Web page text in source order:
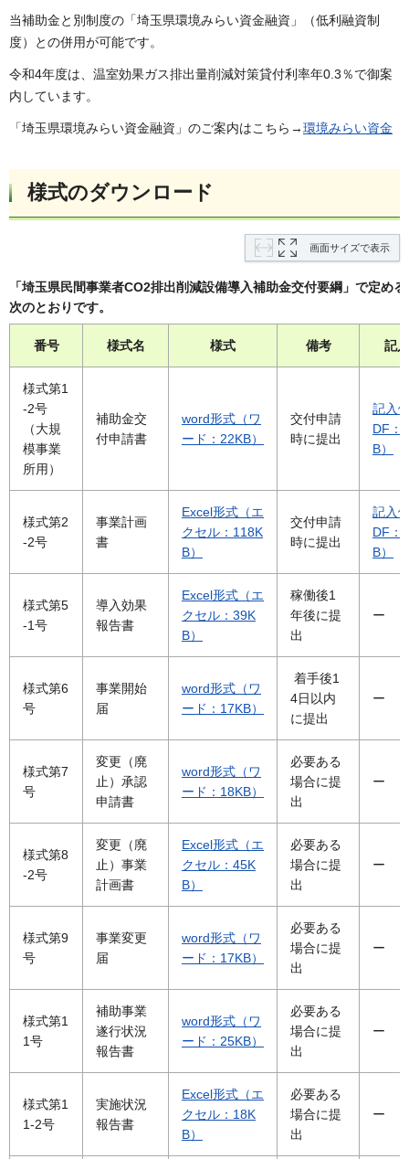
当補助金と別制度の「埼玉県環境みらい資金融資」（低利融資制
度）との併用が可能です。
令和4年度は、温室効果ガス排出量削減対策貸付利率年0.3％で御案
内しています。
「埼玉県環境みらい資金融資」のご案内はこちら→環境みらい資金
様式のダウンロード
画面サイズで表示
「埼玉県民間事業者CO2排出削減設備導入補助金交付要綱」で定め
次のとおりです。
番号 様式名 様式 備考 記
様式第1
-2号
（大規
模事業
所用）
補助金交
付申請書
word形式（ワ
ード：22KB）
交付申請
時に提出
記入
DF：
B）
様式第2
-2号
事業計画
書
Excel形式（エ
クセル：118K
B）
交付申請
時に提出
記入
DF：
B）
様式第5
-1号
導入効果
報告書
Excel形式（エ
クセル：39K
B）
稼働後1
年後に提
出
ー
様式第6
号
事業開始
届
word形式（ワ
ード：17KB）
着手後1
4日以内
に提出
ー
様式第7
号
変更（廃
止）承認
申請書
word形式（ワ
ード：18KB）
必要ある
場合に提
出
ー
様式第8
-2号
変更（廃
止）事業
計画書
Excel形式（エ
クセル：45K
B）
必要ある
場合に提
出
ー
様式第9
号
事業変更
届
word形式（ワ
ード：17KB）
必要ある
場合に提
出
ー
様式第1
1号
補助事業
遂行状況
報告書
word形式（ワ
ード：25KB）
必要ある
場合に提
出
ー
様式第1
1-2号
実施状況
報告書
Excel形式（エ
クセル：18K
B）
必要ある
場合に提
出
ー